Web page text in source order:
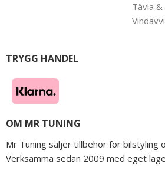
Tävla &
TRYGG HANDEL
OM MR TUNING
Mr Tuning säljer tillbehör för bilstyling
Verksamma sedan 2009 med eget